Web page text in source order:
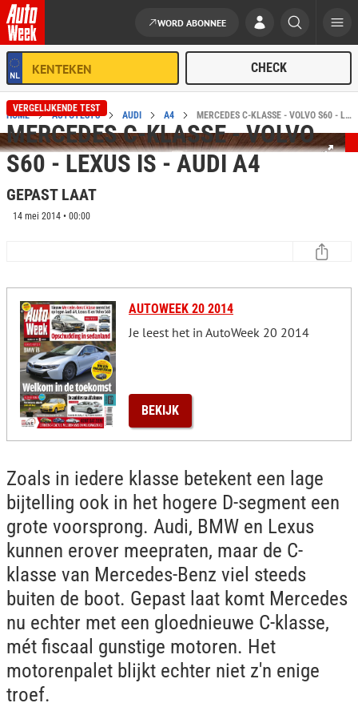
Ga naar de inhoud
WORD ABONNEE
HOME AUTOTESTS AUDI A4 MERCEDES C-KLASSE - VOLVO S60 - LEXUS IS - AUDI A4 VERGELIJKENDE TEST
VERGELIJKENDE TEST
MERCEDES C-KLASSE - VOLVO
S60 - LEXUS IS - AUDI A4
GEPAST LAAT
14 mei 2014 • 00:00
AUTOWEEK 20 2014
Je leest het in AutoWeek 20 2014
BEKIJK
Zoals in iedere klasse betekent een lage
bijtelling ook in het hogere D-segment een
grote voorsprong. Audi, BMW en Lexus
kunnen erover meepraten, maar de C-
klasse van Mercedes-Benz viel steeds
buiten de boot. Gepast laat komt Mercedes
nu echter met een gloednieuwe C-klasse,
mét fiscaal gunstige motoren. Het
motorenpalet blijkt echter niet z'n enige
troef.